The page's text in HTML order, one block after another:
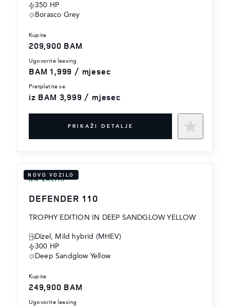
350 HP
Borasco Grey
kupite
209,900 BAM
ugovorite leasing
BAM 1,999 / mjesec
pretplatite se
iz BAM 3,999 / mjesec
PRIKAŽI DETALJE
NOVO VOZILO
NA ZALIHI
DEFENDER 110
TROPHY EDITION IN DEEP SANDGLOW YELLOW
Dizel, Mild hybrid (MHEV)
300 HP
Deep Sandglow Yellow
kupite
249,900 BAM
ugovorite leasing